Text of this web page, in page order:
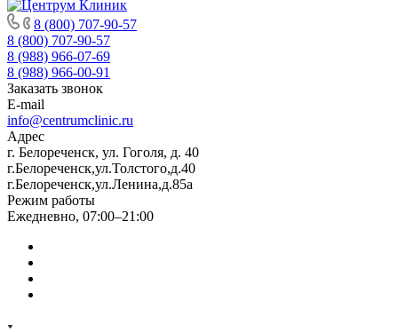
8 (800) 707-90-57
8 (800) 707-90-57
8 (988) 966-07-69
8 (988) 966-00-91
Заказать звонок
E-mail
info@centrumclinic.ru
Адрес
г. Белореченск, ул. Гоголя, д. 40
г.Белореченск,ул.Толстого,д.40
г.Белореченск,ул.Ленина,д.85а
Режим работы
Ежедневно, 07:00–21:00